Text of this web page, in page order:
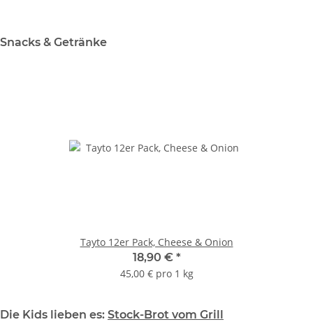
Snacks & Getränke
Tayto 12er Pack, Cheese & Onion
18,90 € *
45,00 € pro 1 kg
Die Kids lieben es: Stock-Brot vom Grill